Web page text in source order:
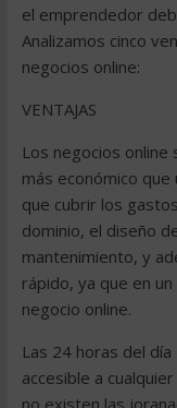
el emprendedor
Analizamos cinco
negocios online:
VENTAJAS
Los negocios online
más económico
que cubrir los
dominio, el diseño
mantenimiento, y
rápido, ya que en
negocio online.
Las 24 horas del
accesible a
no existen las